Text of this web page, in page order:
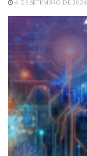
4 DE SETEMBRO DE 2024